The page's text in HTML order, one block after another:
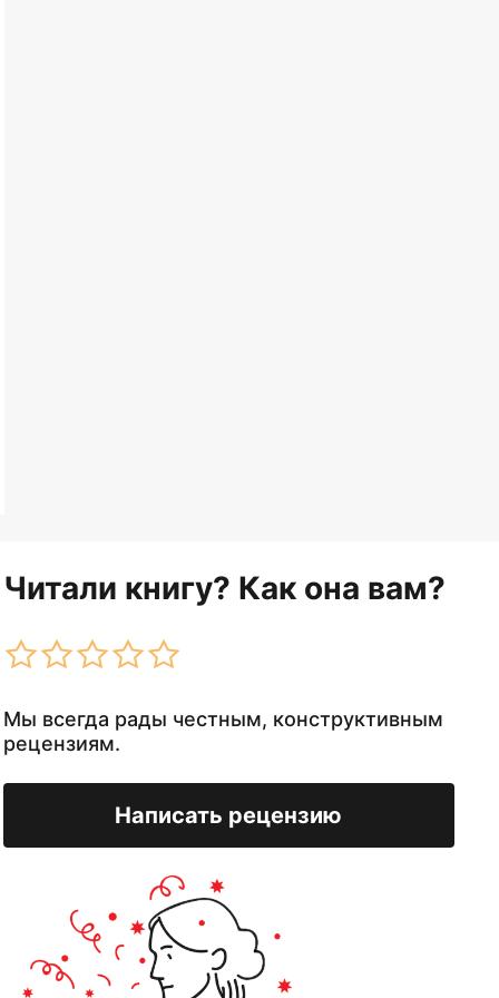
Читали книгу? Как она вам?
Мы всегда рады честным, конструктивным
рецензиям.
Написать рецензию